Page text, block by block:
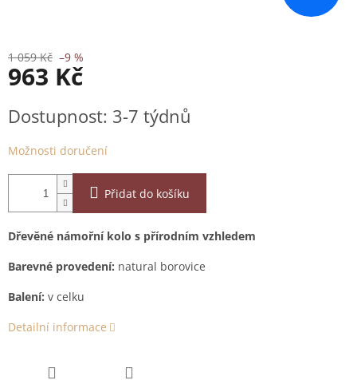
1 059 Kč –9 %
963 Kč
cena:
Dostupnost: 3-7 týdnů
Možnosti doručení
Přidat do košíku
Dřevěné námořní kolo s přírodním vzhledem
Barevné provedení: natural borovice
Balení: v celku
Detailní informace